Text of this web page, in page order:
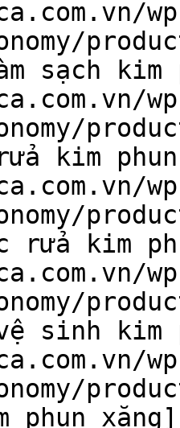
sạch kim
kim
rửa kim
sinh kim
phun